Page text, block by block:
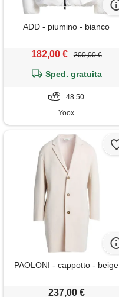
ADD - piumino - bianco
182,00 € 200,00 €
Sped. gratuita
48 50
Yoox
PAOLONI - cappotto - beige
237,00 €